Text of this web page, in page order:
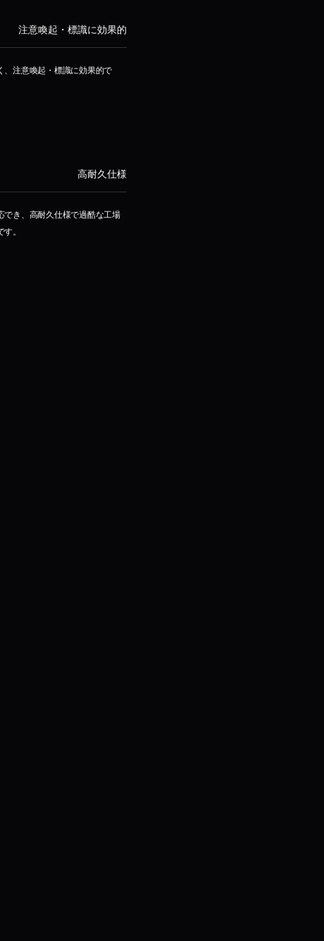
注意喚起・標識に効果的
、注意喚起・標識に効果的で
高耐久仕様
でき、高耐久仕様で過酷な工場
。